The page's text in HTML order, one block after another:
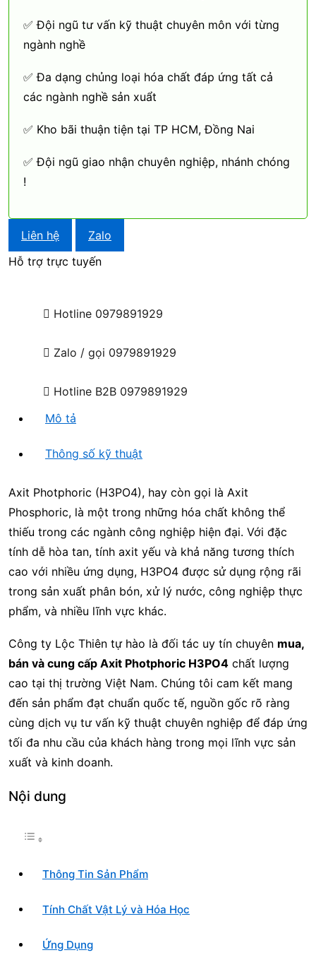
✅ Đội ngũ tư vấn kỹ thuật chuyên môn với từng
ngành nghề
✅ Đa dạng chủng loại hóa chất đáp ứng tất cả
các ngành nghề sản xuẩt
✅ Kho bãi thuận tiện tại TP HCM, Đồng Nai
✅ Đội ngũ giao nhận chuyên nghiệp, nhánh chóng
!
Liên hệ
Zalo
Hỗ trợ trực tuyến
Hotline 0979891929
Zalo / gọi 0979891929
Hotline B2B 0979891929
Mô tả
Thông số kỹ thuật
Axit Photphoric (H3PO4), hay còn gọi là Axit
Phosphoric, là một trong những hóa chất không thể
thiếu trong các ngành công nghiệp hiện đại. Với đặc
tính dễ hòa tan, tính axit yếu và khả năng tương thích
cao với nhiều ứng dụng, H3PO4 được sử dụng rộng rãi
trong sản xuất phân bón, xử lý nước, công nghiệp thực
phẩm, và nhiều lĩnh vực khác.
Công ty Lộc Thiên tự hào là đối tác uy tín chuyên mua,
bán và cung cấp Axit Photphoric H3PO4 chất lượng
cao tại thị trường Việt Nam. Chúng tôi cam kết mang
đến sản phẩm đạt chuẩn quốc tế, nguồn gốc rõ ràng
cùng dịch vụ tư vấn kỹ thuật chuyên nghiệp để đáp ứng
tối đa nhu cầu của khách hàng trong mọi lĩnh vực sản
xuất và kinh doanh.
Nội dung
Thông Tin Sản Phẩm
Tính Chất Vật Lý và Hóa Học
Ứng Dụng